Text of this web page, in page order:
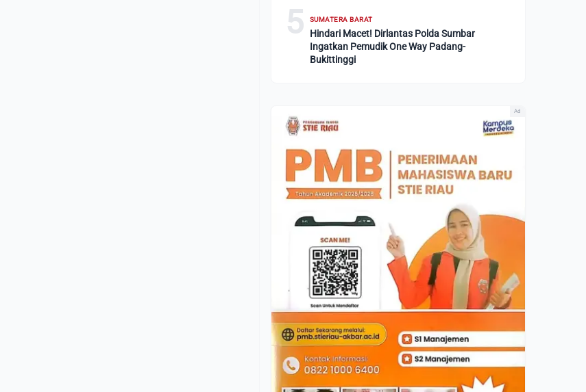
5 SUMATERA BARAT
Hindari Macet! Dirlantas Polda Sumbar
Ingatkan Pemudik One Way Padang-
Bukittinggi
Ad